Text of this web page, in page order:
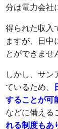
分は電力会社
得られた収入
ますが、日中
とができませ
しかし、サン
ているため、
することが可
などに備える
れる制度もあ